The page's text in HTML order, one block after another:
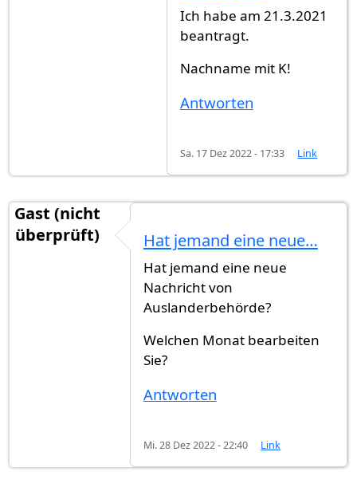
Ich habe am 21.3.2021
beantragt.
Nachname mit K!
Antworten
Sa. 17 Dez 2022 - 17:33 Link
Gast (nicht
überprüft)
Hat jemand eine neue…
Hat jemand eine neue
Nachricht von
Auslanderbehörde?
Welchen Monat bearbeiten
Sie?
Antworten
Mi. 28 Dez 2022 - 22:40 Link